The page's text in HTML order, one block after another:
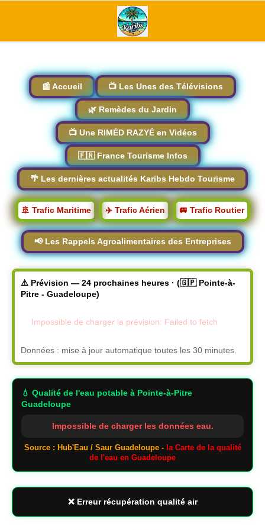
📰 Accueil 📺 Les Unes des Télévisions
🌿 Remèdes du Jardin
📺 Une RIMÉD RAZYÉ en Vidéos
🇫🇷 France Tourisme Infos
🌴 Les dernières actualités Karibs Hebdo Tourisme
🚢 Trafic Maritime ✈️ Trafic Aérien 🚐 Trafic Routier
📢 Les Rappels Agroalimentaires des Entreprises
⚠️ Prévision — 24 prochaines heures · (🇬🇵 Pointe-à-
Pitre - Guadeloupe)
Impossible de charger la prévision: Failed to fetch
Données : mise à jour automatique toutes les 30 minutes.
💧 Qualité de l'eau potable à Pointe-à-Pitre
Guadeloupe
Impossible de charger les données eau.
Source : Hub'Eau / Saur Guadeloupe - la Carte de la qualité
de l'eau en Guadeloupe
❌ Erreur récupération qualité air